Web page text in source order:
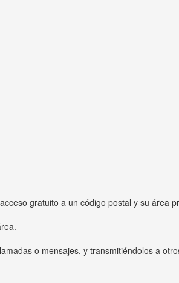
gratuito a un código postal y su área
o mensajes, y transmitiéndolos a